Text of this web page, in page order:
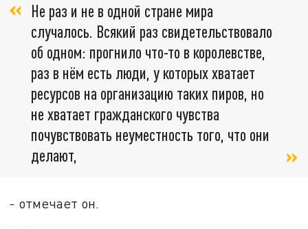
Не раз и не в одной стране мира
случалось. Всякий раз свидетельствовало
об одном: прогнило что-то в королевстве,
раз в нём есть люди, у которых хватает
ресурсов на организацию таких пиров, но
не хватает гражданского чувства
почувствовать неуместность того, что они
делают,
- отмечает он.